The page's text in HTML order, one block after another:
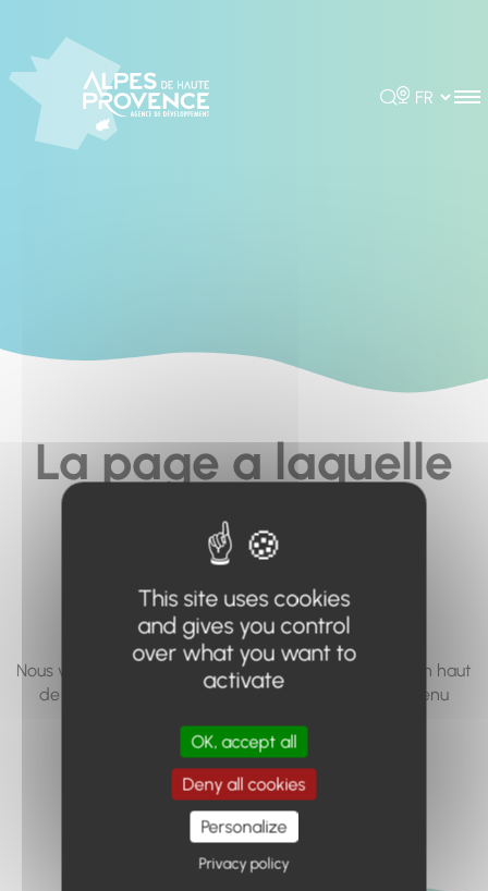
Rechercher
Choisir la
La page a laquelle
vous cherchez à
accéder n'existe
pas... ou plus.
Nous vous invitons à utiliser le moteur de recherche en haut
de page, ou à utiliser le menu pour trouver le contenu
Retour à l'accueil
This site uses cookies
and gives you control
over what you want to
activate
OK, accept all
Deny all cookies
Personalize
Privacy policy